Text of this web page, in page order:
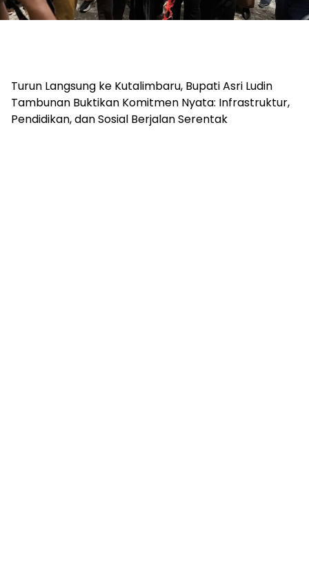
Turun Langsung ke Kutalimbaru, Bupati Asri Ludin
Tambunan Buktikan Komitmen Nyata: Infrastruktur,
Pendidikan, dan Sosial Berjalan Serentak